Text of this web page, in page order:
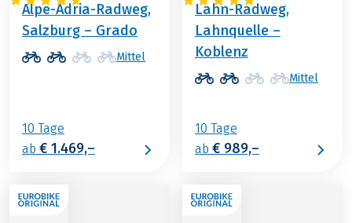
Alpe-Adria-Radweg,
Salzburg – Grado
Mittel
10 Tage
ab € 1.469,–
Lahn-Radweg,
Lahnquelle –
Koblenz
Mittel
10 Tage
ab € 989,–